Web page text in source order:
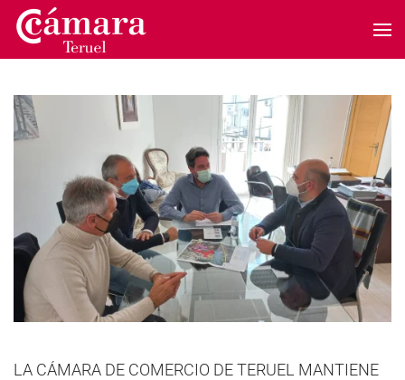
Skip to main content
LA CÁMARA DE COMERCIO DE TERUEL MANTIENE